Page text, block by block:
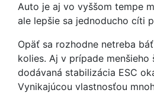
Auto je aj vo vyššom tempe
ale lepšie sa jednoducho cíti
Opäť sa rozhodne netreba
kolies. Aj v prípade menšieho
dodávaná stabilizácia ESC
Vynikajúcou vlastnosťou